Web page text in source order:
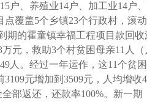
15户、养殖业14户、加工业14户
点覆盖5个乡镇23个行政村，滚
期的霍童镇幸福工程项目款回
万元，救助3个村贫困母亲11 人
49 人。经过一年运作，这11个贫
3109元增加到 3509元，人均增收
全部返还，还款率100%。新一期